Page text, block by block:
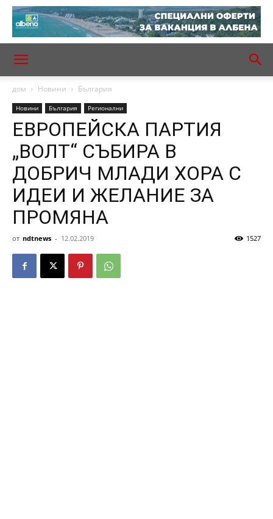
дом Новини България
Новини България Регионални
ЕВРОПЕЙСКА ПАРТИЯ
„ВОЛТ“ СЪБИРА В
ДОБРИЧ МЛАДИ ХОРА С
ИДЕИ И ЖЕЛАНИЕ ЗА
ПРОМЯНА
от ndtnews - 12.02.2019 1527